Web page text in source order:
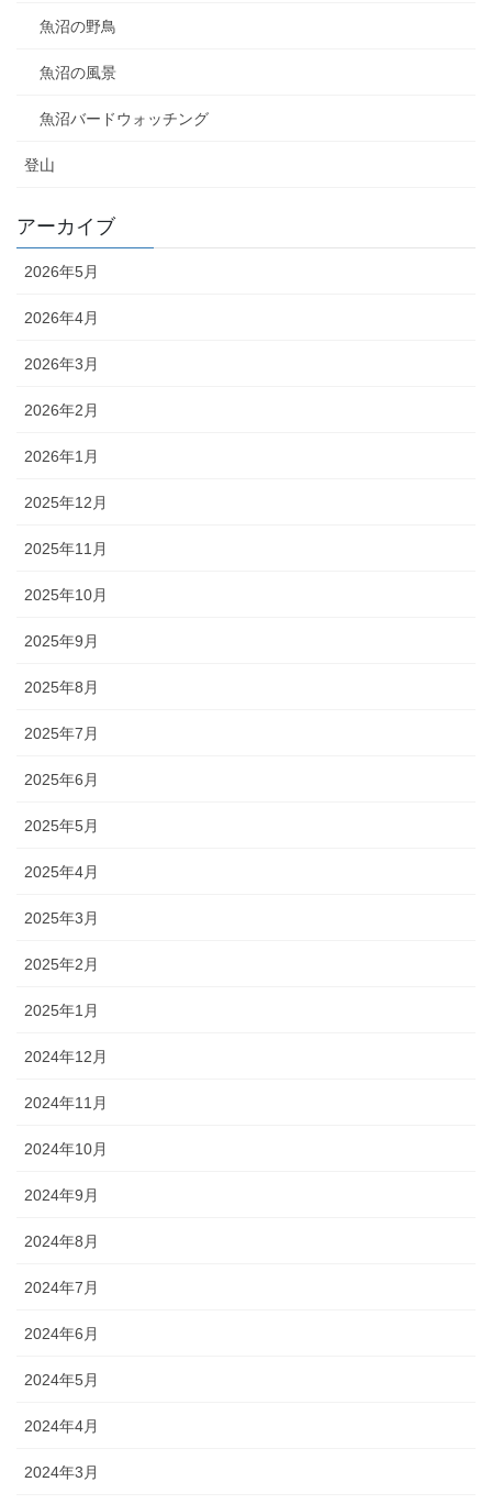
魚沼の野鳥
魚沼の風景
魚沼バードウォッチング
登山
アーカイブ
2026年5月
2026年4月
2026年3月
2026年2月
2026年1月
2025年12月
2025年11月
2025年10月
2025年9月
2025年8月
2025年7月
2025年6月
2025年5月
2025年4月
2025年3月
2025年2月
2025年1月
2024年12月
2024年11月
2024年10月
2024年9月
2024年8月
2024年7月
2024年6月
2024年5月
2024年4月
2024年3月